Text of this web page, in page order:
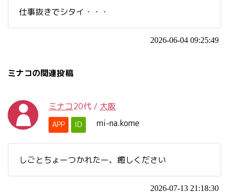
仕事抜きでシタイ・・・
2026-06-04 09:25:49
ミナコの関連投稿
ミナコ20代 / 大阪
APP ID mi-na.kome
しごとちょーつかれたー、癒しください
2026-07-13 21:18:30